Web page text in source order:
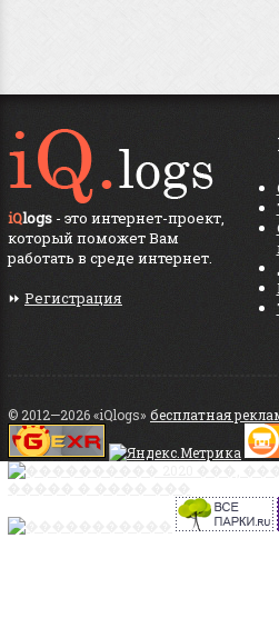
iQlogs - это интернет-проект,
который поможет Вам
работать в среде интернет.
⏩ Регистрация
© 2012—2026 «iQlogs» бесплатная